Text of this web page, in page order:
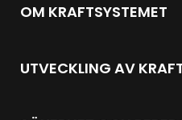
OM KRAFTSYSTEMET
UTVECKLING AV